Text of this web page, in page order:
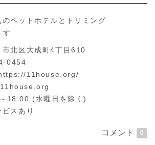
のペットホテルとトリミング
す
北区大成町4丁目610
0454
11house.org/
18:00 (水曜日を除く)
スあり
コメント 0